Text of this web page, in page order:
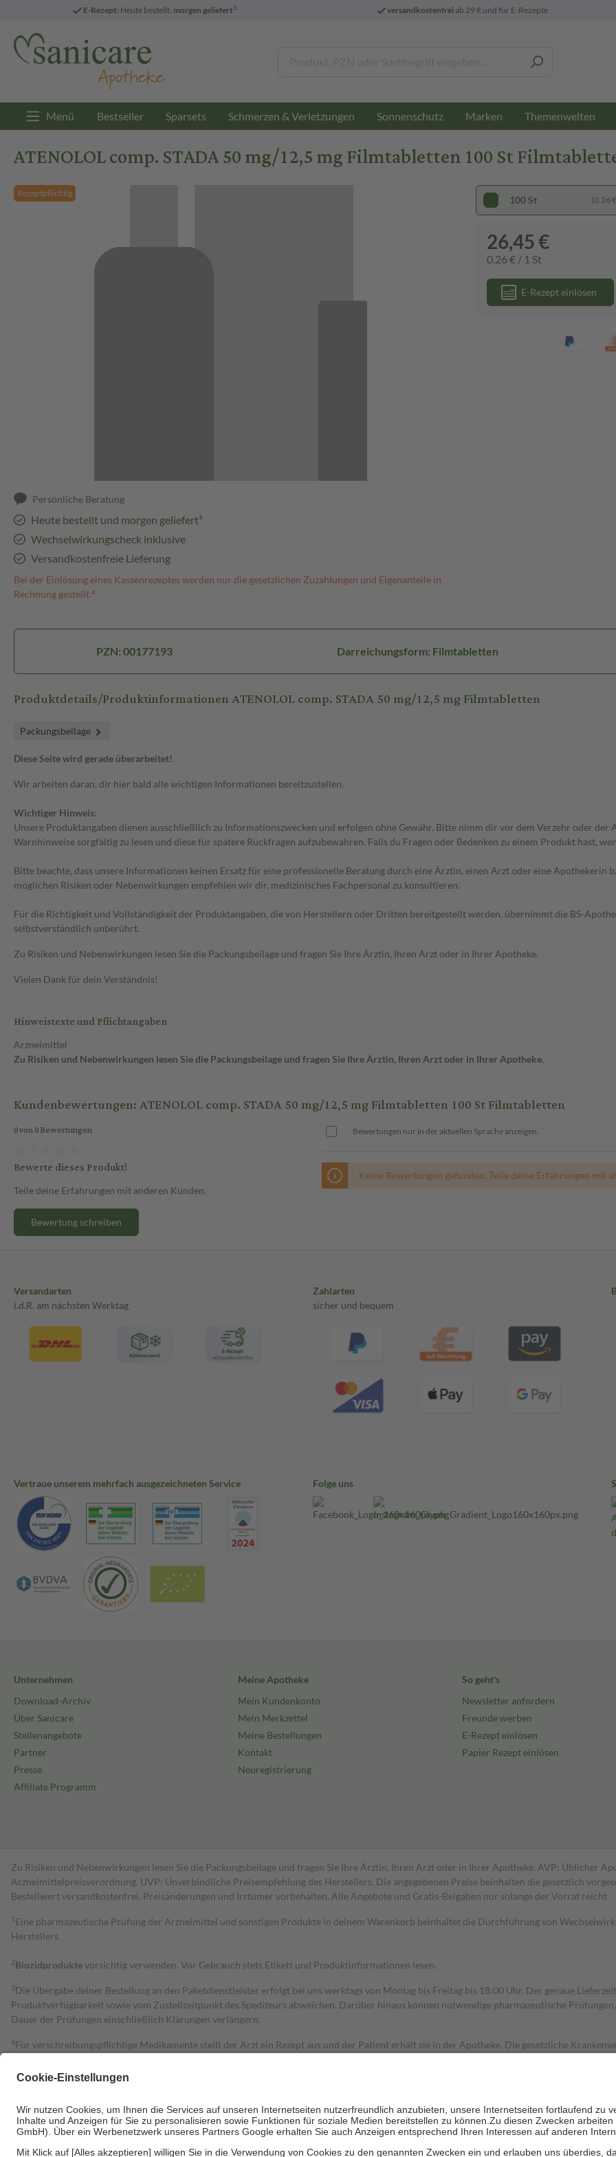
E-Rezept: Heute bestellt, morgen geliefert3 versandkostenfreiab 29 € und für E-Rezepte
Menü Bestseller Sparsets Schmerzen & Verletzungen Sonnenschutz Marken Themenwelten
ATENOLOL comp. STADA 50 mg/12,5 mg Filmtabletten 100 St
Rezeptpflichtig
Persönliche Beratung
Heute bestellt und morgen geliefert³
Wechselwirkungscheck inklusive
Versandkostenfreie Lieferung
Bei der Einlösung eines Kassenrezeptes werden nur die gesetzlichen Zuzahlungen und Eigenanteile in
Rechnung gestellt.⁴
100 St (0,26
26,45 €
0,26 € / 1 St
E-Rezept einlösen
PZN: 00177193 Darreichungsform: Filmtabletten
Produktdetails/Produktinformationen ATENOLOL comp. STADA 50 mg/12,5 mg Filmtabletten
Packungsbeilage
Diese Seite wird gerade überarbeitet!
Wir arbeiten daran, dir hier bald alle wichtigen Informationen bereitzustellen.
Wichtiger Hinweis:
Unsere Produktangaben dienen ausschließlich zu Informationszwecken und erfolgen ohne Gewähr. Bitte nimm dir vor dem Verzehr oder
Warnhinweise sorgfältig zu lesen und diese für spätere Rückfragen aufzubewahren. Falls du Fragen oder Bedenken zu einem Produkt hast,
Bitte beachte, dass unsere Informationen keinen Ersatz für eine professionelle Beratung durch eine Ärztin, einen Arzt oder eine Apothekerin
möglichen Risiken oder Nebenwirkungen empfehlen wir dir, medizinisches Fachpersonal zu konsultieren.
Für die Richtigkeit und Vollständigkeit der Produktangaben, die von Herstellern oder Dritten bereitgestellt werden, übernimmt die BS-
selbstverständlich unberührt.
Zu Risiken und Nebenwirkungen lesen Sie die Packungsbeilage und fragen Sie Ihre Ärztin, Ihren Arzt oder in Ihrer Apotheke.
Vielen Dank für dein Verständnis!
Hinweistexte und Pflichtangaben
Arzneimittel
Zu Risiken und Nebenwirkungen lesen Sie die Packungsbeilage und fragen Sie Ihre Ärztin, Ihren Arzt oder in Ihrer Apotheke.
Kundenbewertungen: ATENOLOL comp. STADA 50 mg/12,5 mg Filmtabletten 100 St Filmtabletten
0 von 0 Bewertungen
Bewerte dieses Produkt!
Teile deine Erfahrungen mit anderen Kunden.
Bewertung schreiben
Bewertungen nur in der aktuellen Sprache anzeigen.
Keine Bewertungen gefunden. Teile deine Erfahrungen mit
Versandarten
i.d.R. am nächsten Werktag
Zahlarten
sicher und bequem
Vertraue unserem mehrfach ausgezeichneten Service Folge uns
Unternehmen
Download-Archiv
Über Sanicare
Stellenangebote
Partner
Presse
Affiliate Programm
Meine Apotheke
Mein Kundenkonto
Mein Merkzettel
Meine Bestellungen
Kontakt
Neuregistrierung
So geht's
Newsletter anfordern
Freunde werben
E-Rezept einlösen
Papier Rezept einlösen
Zu Risiken und Nebenwirkungen lesen Sie die Packungsbeilage und fragen Sie Ihre Ärztin, Ihren Arzt oder in Ihrer Apotheke. AVP: Üblicher
Arzneimittelpreisverordnung. UVP: Unverbindliche Preisempfehlung des Herstellers. Die angegebenen Preise beinhalten die gesetzlich
Bestell­wert versand­kosten­frei. Preisänderungen und Irrtümer vorbehalten. Alle Angebote und Gratis-Beigaben nur solange der Vorrat reicht.
1 Eine pharmazeutische Prüfung der Arzneimittel und sonstigen Produkte in deinem Warenkorb beinhaltet die Durchführung von
Herstellers.
2Biozidproduktevorsichtig verwenden. Vor Gebrauch stets Etikett und Produktinformationen lesen.
3Die Übergabe deiner Bestellung an den Paketdienstleister erfolgt bei uns werktags von Montag bis Freitag bis 18:00 Uhr. Der genaue
Produktverfügbarkeit sowie vom Zustellzeitpunkt des Spediteurs abweichen. Darüber hinaus können notwendige pharmazeutische
Dauer der Prüfungen einschließlich Klärungen verlängern.
4Für verschreibungspflichtige Medikamente stellt der Arzt ein Rezept aus und der Patient erhält sie in der Apotheke. Die gesetzliche
Grundsätzlich leisten Mitglieder Zuzahlungen in Höhe von zehn Prozent des Abgabepreises,
Bei Heilmitteln und häuslicher Krankenpflege beträgt die Zuzahlung zehn Prozent der Kosten sowie zehn Euro je Verordnung.
Um das Engagement der Versicherten für ihre eigene Gesundheit zu stärken und die besondere Stellung der Familie zu unterstützen, fallen